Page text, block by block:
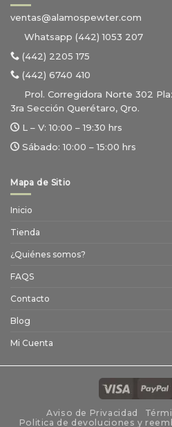
ventas@alamospewter.com
Whatsapp (442) 1053 207
(442) 2205 175
(442) 6740 410
Prol. Corregidora Norte 302
3ra Sección Querétaro, Qro.
L – V: 10:00 – 19:30 hrs
Sábado: 10:00 – 15:00 hrs
Mapa de Sitio
Inicio
Tienda
¿Quiénes somos?
FAQS
Contacto
Blog
Mi Cuenta
Aviso de Privacidad
Politica de devoluciones y